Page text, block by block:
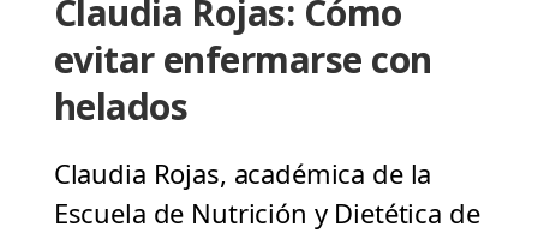
Claudia Rojas: Cómo
evitar enfermarse con
helados
Claudia Rojas, académica de la
Escuela de Nutrición y Dietética de